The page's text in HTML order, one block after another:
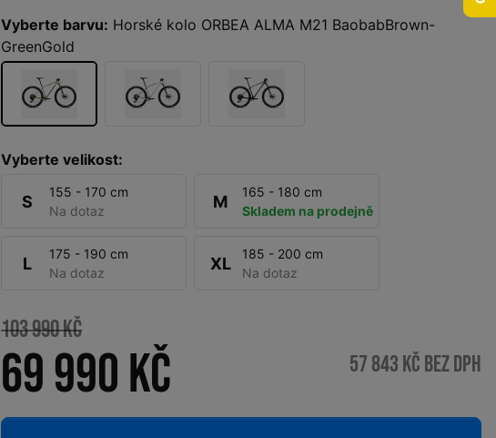
Vyberte barvu: Horské kolo ORBEA ALMA M21 BaobabBrown-
GreenGold
Vyberte velikost:
S
155 - 170 cm
Na dotaz
M
165 - 180 cm
Skladem na prodejně
L
175 - 190 cm
Na dotaz
XL
185 - 200 cm
Na dotaz
103 990 Kč
69 990 Kč 57 843 Kč bez DPH